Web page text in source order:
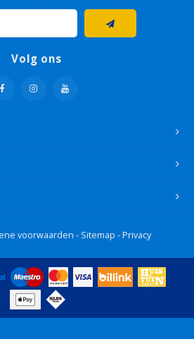
Volg ons
voorwaarden - Sitemap -Privacy